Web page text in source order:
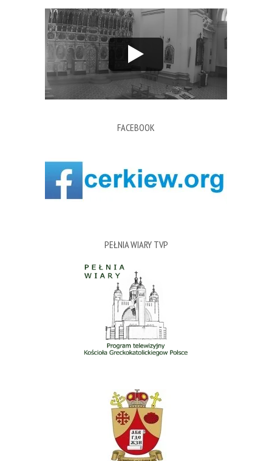
FACEBOOK
PEŁNIA WIARY TVP